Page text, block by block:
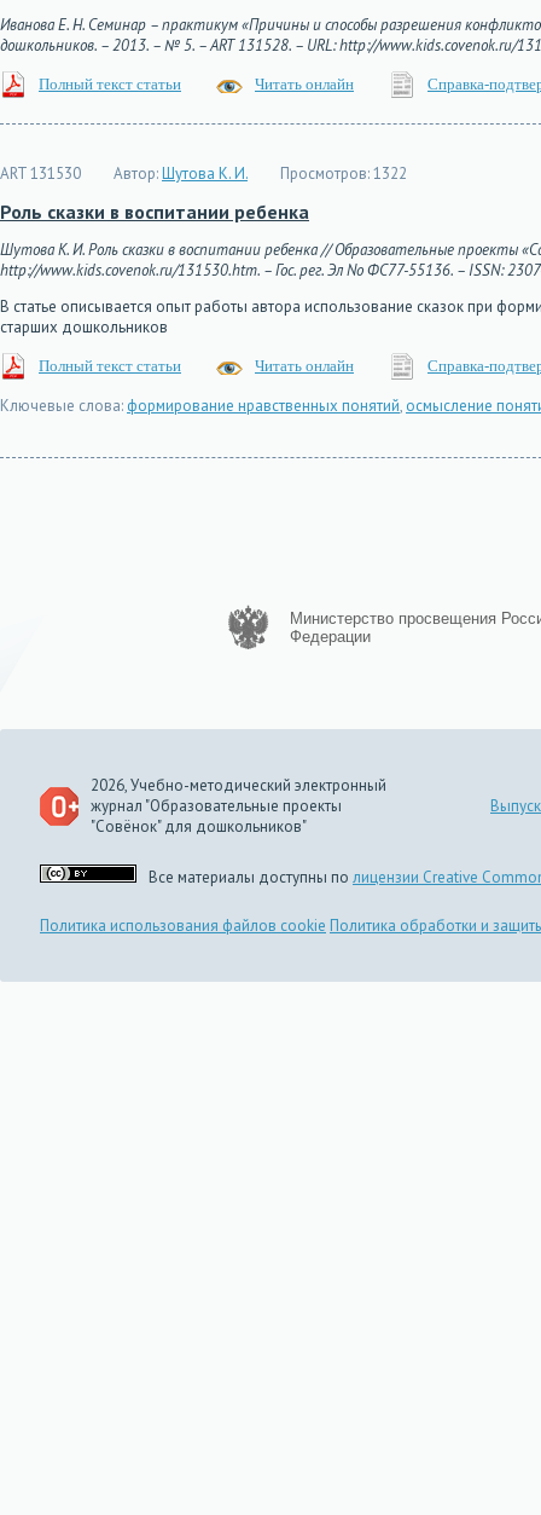
Иванова Е. Н. Семинар – практикум «Причины и способы разрешения
дошкольников. – 2013. – № 5. – ART 131528. – URL: http://www.kids.covenok.ru/
Полный текст статьи Читать онлайн Справка-
ART 131530 Автор:Шутова К. И. Просмотров:1322
Роль сказки в воспитании ребенка
Шутова К. И. Роль сказки в воспитании ребенка // Образовательные проекты
http://www.kids.covenok.ru/131530.htm. – Гос. рег. Эл No ФС77-55136. – ISSN:
В статье описывается опыт работы автора использование сказок при
старших дошкольников
Полный текст статьи Читать онлайн Справка-
Ключевые слова: формирование нравственных понятий, осмысление
Министерство просвещения
Федерации
2026, Учебно-методический электронный
журнал "Образовательные проекты
"Совёнок" для дошкольников"
Все материалы доступны по лицензии Creative
Политика использования файлов cookie Политика обработки и